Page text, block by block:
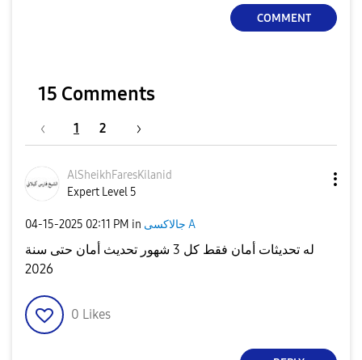
COMMENT
15 Comments
1 2
AlSheikhFaresKilanid
Expert Level 5
‎04-15-2025 02:11 PM in جالاكسى A
له تحديثات أمان فقط كل 3 شهور تحديث أمان حتى سنة
2026
0 Likes